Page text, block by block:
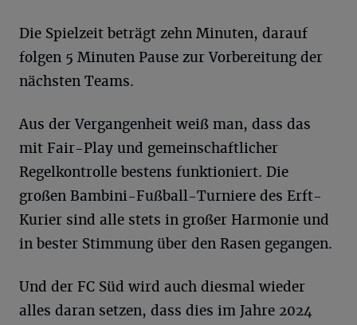
Die Spielzeit beträgt zehn Minuten, darauf
folgen 5 Minuten Pause zur Vorbereitung der
nächsten Teams.
Aus der Vergangenheit weiß man, dass das
mit Fair-Play und gemeinschaftlicher
Regelkontrolle bestens funktioniert. Die
großen Bambini-Fußball-Turniere des Erft-
Kurier sind alle stets in großer Harmonie und
in bester Stimmung über den Rasen gegangen.
Und der FC Süd wird auch diesmal wieder
alles daran setzen, dass dies im Jahre 2024